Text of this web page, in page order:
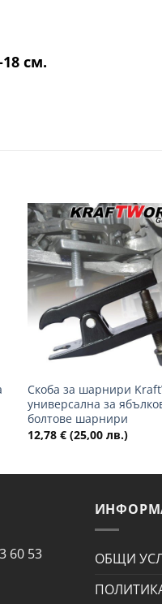
см.
+
Скоба за шарнири
универсална за
болтове шарнири
12,78 € (25,00 лв.)
60 53
ОБЩИ